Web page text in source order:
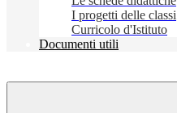
I progetti delle classi
Curricolo d'Istituto
Documenti utili